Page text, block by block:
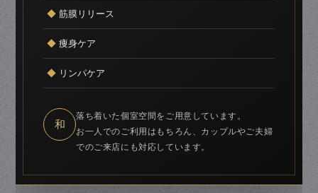
◆ 筋膜リリース
◆ 痩身ケア
◆ リンパケア
和
落ち着いた個室空間をご用意しています。
お一人でのご利用はもちろん、カップルやご夫婦
でのご来店にも対応しています。